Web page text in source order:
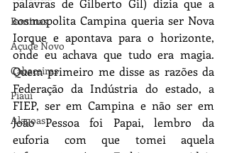
Boninas
Açude Novo
Cabaceiras
Piauí
Alagoas
palavras de Gilberto Gil) dizia que a
cosmopolita Campina queria ser Nova
Iorque e apontava para o horizonte,
onde eu achava que tudo era magia.
Quem primeiro me disse as razões da
Federação da Indústria do estado, a
FIEP, ser em Campina e não ser em
João Pessoa foi Papai, lembro da
euforia com que tomei aquela